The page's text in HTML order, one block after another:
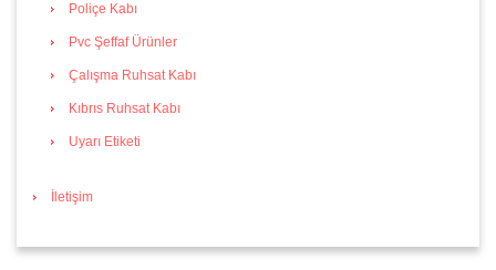
Poliçe Kabı
Pvc Şeffaf Ürünler
Çalışma Ruhsat Kabı
Kıbrıs Ruhsat Kabı
Uyarı Etiketi
İletişim